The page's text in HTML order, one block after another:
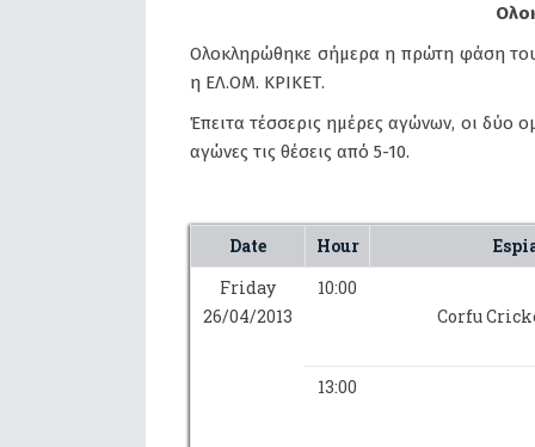
Ολοκληρώθηκε σήμερα η πρώτη φάση του
η ΕΛ.ΟΜ. ΚΡΙΚΕΤ.
Έπειτα τέσσερις ημέρες αγώνων, οι δύο
αγώνες τις θέσεις από 5-10.
Date Hour
Friday
26/04/2013
10:00
Corfu
13:00